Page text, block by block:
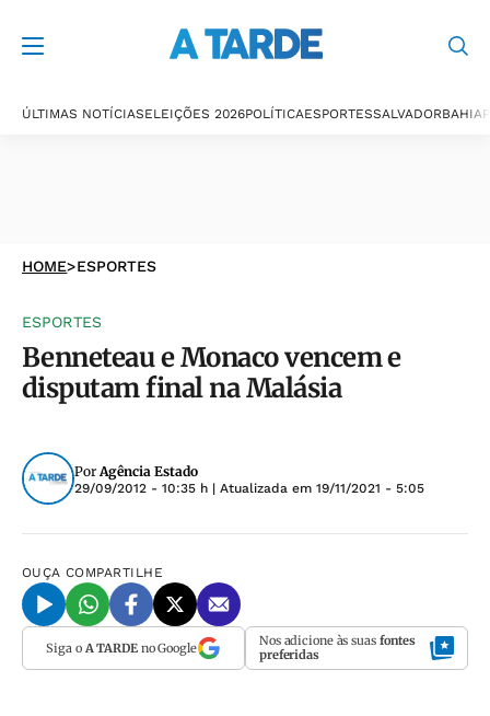
ÚLTIMAS NOTÍCIASELEIÇÕES 2026POLÍTICAESPORTESSALVADORBAHIA
HOME>ESPORTES
ESPORTES
Benneteau e Monaco vencem e
disputam final na Malásia
PorAgência Estado
29/09/2012 - 10:35 h | Atualizada em 19/11/2021 - 5:05
OUÇA COMPARTILHE
Siga o A TARDEno Google Nos adicione às suas fontes
preferidas